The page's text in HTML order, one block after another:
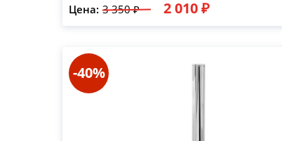
Цена: 3 350 ₽ 2 010 ₽
-40%